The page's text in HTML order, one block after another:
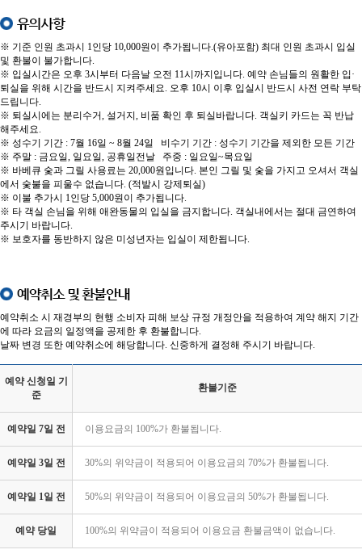
유의사항
※ 기준 인원 초과시 1인당 10,000원이 추가됩니다.(유아포함) 최대 인원 초과시 입실
및 환불이 불가합니다.
※ 입실시간은 오후 3시부터 다음날 오전 11시까지입니다. 예약 손님들의 원활한 입·
퇴실을 위해 시간을 반드시 지켜주세요. 오후 10시 이후 입실시 반드시 사전 연락 부탁
드립니다.
※ 퇴실시에는 분리수거, 설거지, 비품 확인 후 퇴실바랍니다. 객실키 카드는 꼭 반납
해주세요.
※ 성수기 기간 : 7월 16일 ~ 8월 24일 비수기 기간 : 성수기 기간을 제외한 모든 기간
※ 주말 : 금요일, 일요일, 공휴일전날 주중 : 일요일~목요일
※ 바베큐 숯과 그릴 사용료는 20,000원입니다. 본인 그릴 및 숯을 가지고 오셔서 객실
에서 숯불을 피울수 없습니다. (적발시 강제퇴실)
※ 이불 추가시 1인당 5,000원이 추가됩니다.
※ 타 객실 손님을 위해 애완동물의 입실을 금지합니다. 객실내에서는 절대 금연하여
주시기 바랍니다.
※ 보호자를 동반하지 않은 미성년자는 입실이 제한됩니다.
예약취소 및 환불안내
예약취소 시 재경부의 현행 소비자 피해 보상 규정 개정안을 적용하여 계약 해지 기간
에 따라 요금의 일정액을 공제한 후 환불합니다.
날짜 변경 또한 예약취소에 해당합니다. 신중하게 결정해 주시기 바랍니다.
예약 신청일 기
준
환불기준
예약일 7일 전 이용요금의 100%가 환불됩니다.
예약일 3일 전 30%의 위약금이 적용되어 이용요금의 70%가 환불됩니다.
예약일 1일 전 50%의 위약금이 적용되어 이용요금의 50%가 환불됩니다.
예약 당일 100%의 위약금이 적용되어 이용요금 환불금액이 없습니다.